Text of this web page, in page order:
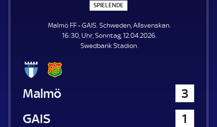
SPIELENDE
P
E
L
E
N
Malmö FF - GAIS. Schweden, Allsvenskan.
16:30, Uhr, Sonntag, 12.04.2026.
Swedbank Stadion.
Malmö FF
3
GAIS
1